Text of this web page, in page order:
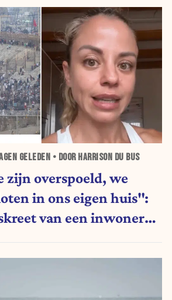
GELEDEN • DOOR HARRISON DU BUS
zijn overspoeld, we
in ons eigen huis":
van een inwoner